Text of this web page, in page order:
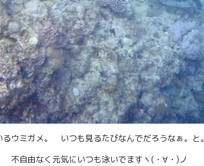
ウミガメ。 いつも見るたびなんでだろうなぁ。と。
自由なく元気にいつも泳いでますヽ(・∀・)ノ